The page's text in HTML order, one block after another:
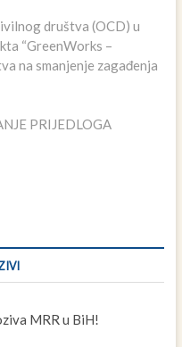
društva (OCD) u
“GreenWorks –
na smanjenje zagađenja
PRIJEDLOGA
MRR u BiH!